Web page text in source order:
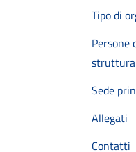
Tipo di
Persone
struttura
Sede
Allegati
Contatti